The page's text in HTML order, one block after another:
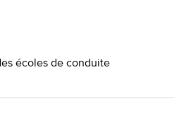
écoles de conduite